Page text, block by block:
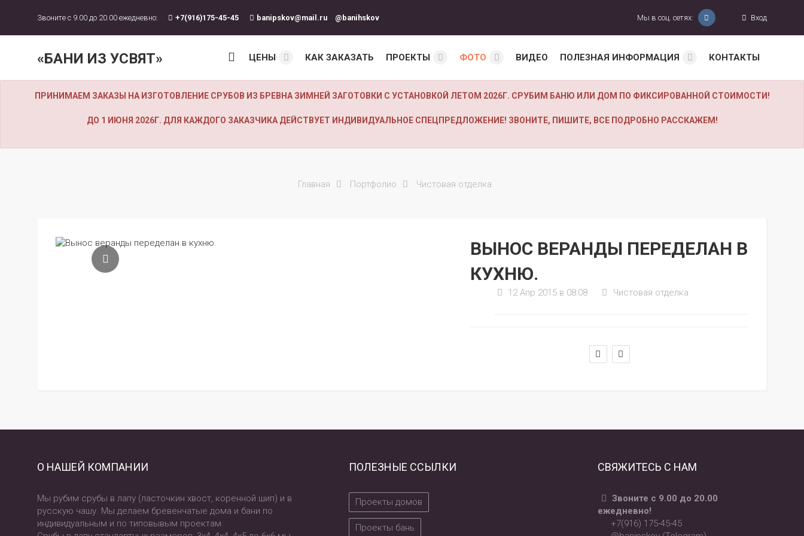
Звоните с 9.00 до 20.00 ежедневно: +7(916)175-45-45 banipskov@mail.ru @banihskov Вход
Мы в соц. сетях:
«БАНИ ИЗ УСВЯТ» ЦЕНЫ КАК ЗАКАЗАТЬ ПРОЕКТЫ ФОТО ВИДЕО ПОЛЕЗНАЯ ИНФОРМАЦИЯ КОНТАКТЫ
ПРИНИМАЕМ ЗАКАЗЫ НА ИЗГОТОВЛЕНИЕ СРУБОВ ИЗ БРЕВНА ЗИМНЕЙ ЗАГОТОВКИ С УСТАНОВКОЙ ЛЕТОМ 2026Г. СРУБИМ БАНЮ ИЛИ ДОМ ПО ФИКСИРОВАННОЙ СТОИМОСТИ!
ДО 1 ИЮНЯ 2026Г. ДЛЯ КАЖДОГО ЗАКАЗЧИКА ДЕЙСТВУЕТ ИНДИВИДУАЛЬНОЕ СПЕЦПРЕДЛОЖЕНИЕ! ЗВОНИТЕ, ПИШИТЕ, ВСЕ ПОДРОБНО РАССКАЖЕМ!
Главная Портфолио Чистовая отделка
ВЫНОС ВЕРАНДЫ ПЕРЕДЕЛАН В
КУХНЮ.
12 Апр 2015 в 08:08 Чистовая отделка
О НАШЕЙ КОМПАНИИ
Мы рубим срубы в лапу (ласточкин хвост, коренной шип) и в
русскую чашу. Мы делаем бревенчатые дома и бани по
индивидуальным и по типовывым проектам.
ПОЛЕЗНЫЕ ССЫЛКИ
Проекты домов
Проекты бань
СВЯЖИТЕСЬ С НАМ
Звоните с 9.00 до 20.00
ежедневно!
+7(916) 175-45-45